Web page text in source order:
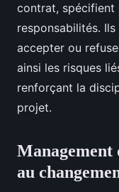
contrat, spécifient
responsabilités.
accepter ou
ainsi les risques
renforçant la
projet.
Management
au